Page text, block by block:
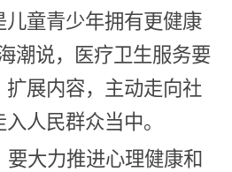
儿童青少年拥有更健康
潮说，医疗卫生服务要
展内容，主动走向社
人民群众当中。
要大力推进心理健康和